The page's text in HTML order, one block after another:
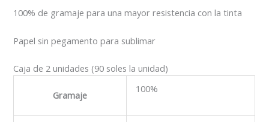
100% de gramaje para una mayor resistencia con la tinta
Papel sin pegamento para sublimar
Caja de 2 unidades (90 soles la unidad)
Gramaje
100%